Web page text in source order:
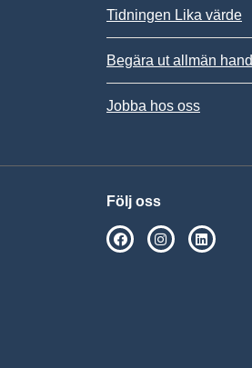
Tidningen Lika värde
Begära ut allmän
Jobba hos oss
Följ oss
SPSM påSPSM på